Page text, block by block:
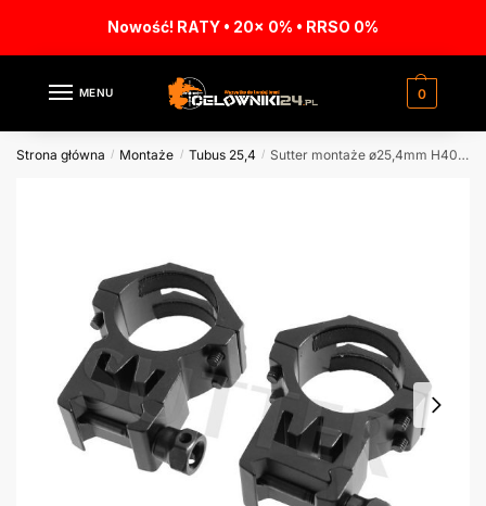
Nowość! RATY • 20x 0% • RRSO 0%
MENU 0
Strona główna / Montaże / Tubus 25,4 / Sutter montaże ø25,4mm H40mm 19-22mm